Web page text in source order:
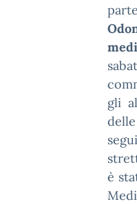
gli
è